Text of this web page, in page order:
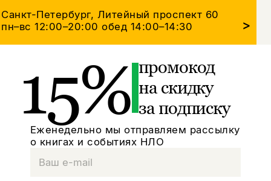
Санкт-Петербург, Литейный проспект 60
пн–вс 12:00–20:00обед 14:00–14:30 >
15% промокод
на скидку
за подписку
Еженедельно мы отправляем рассылку
о книгах и событиях НЛО